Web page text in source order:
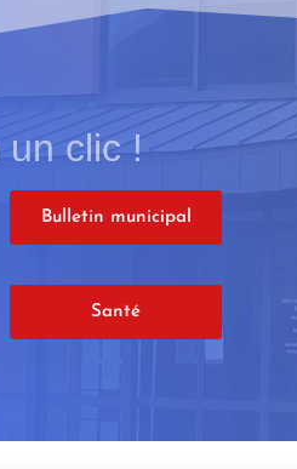
un clic !
Bulletin municipal
Santé